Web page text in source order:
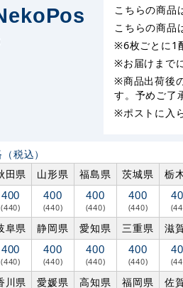
こちらの商品
こちらの商品
※6枚ごとに1
※お届けまで
※商品出荷後
す。予めご了
※ポストに入
（税込）
田県 山形県 福島県 茨城県 栃
400
(440)
400
(440)
400
(440)
400
(440)
阜県 静岡県 愛知県 三重県 滋
400
(440)
400
(440)
400
(440)
400
(440)
川県 愛媛県 高知県 福岡県 佐